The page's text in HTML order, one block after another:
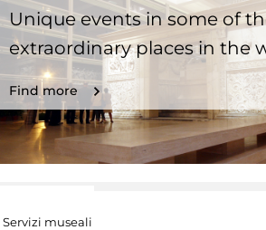
Unique events in some of
extraordinary places in the
Find more
Servizi museali